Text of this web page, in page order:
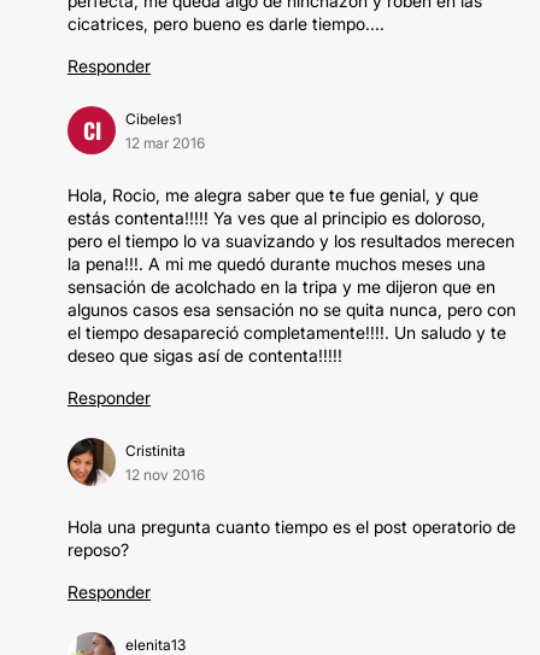
cicatrices, pero bueno es darle tiempo....
Responder
CI
Cibeles1
12 mar 2016
Hola, Rocio, me alegra saber que te fue genial, y que
estás contenta!!!!! Ya ves que al principio es doloroso,
pero el tiempo lo va suavizando y los resultados merecen
la pena!!!. A mi me quedó durante muchos meses una
sensación de acolchado en la tripa y me dijeron que en
algunos casos esa sensación no se quita nunca, pero con
el tiempo desapareció completamente!!!!. Un saludo y te
deseo que sigas así de contenta!!!!!
Responder
Cristinita
12 nov 2016
Hola una pregunta cuanto tiempo es el post operatorio de
reposo?
Responder
elenita13